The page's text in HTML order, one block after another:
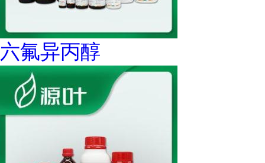
六氟异丙醇